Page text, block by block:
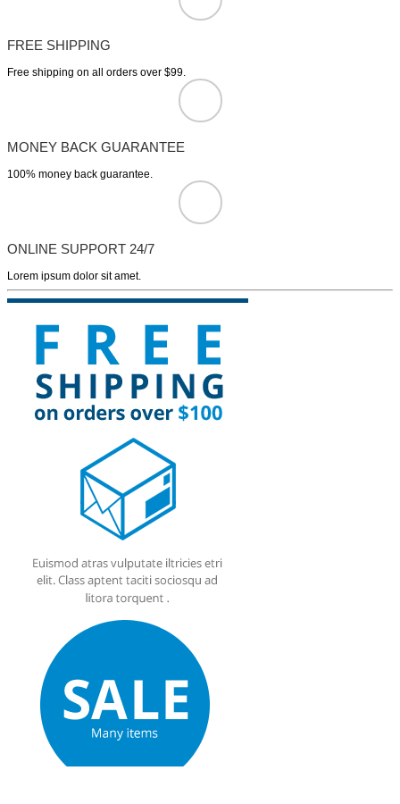
FREE SHIPPING
Free shipping on all orders over $99.
MONEY BACK GUARANTEE
100% money back guarantee.
ONLINE SUPPORT 24/7
Lorem ipsum dolor sit amet.